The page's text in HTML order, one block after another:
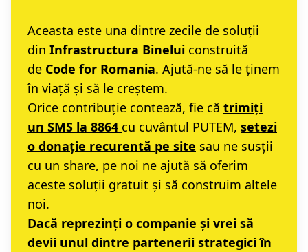
Aceasta este una dintre zecile de soluții
din Infrastructura Binelui construită
de Code for Romania. Ajută-ne să le ținem
în viață și să le creștem.
Orice contribuție contează, fie că trimiți
un SMS la 8864 cu cuvântul PUTEM, setezi
o donație recurentă pe site sau ne susții
cu un share, pe noi ne ajută să oferim
aceste soluții gratuit și să construim altele
noi.
Dacă reprezinți o companie și vrei să
devii unul dintre partenerii strategici în